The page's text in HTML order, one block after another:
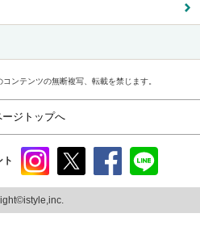
ンテンツの無断複写、転載を禁じます。
ージトップへ
ト
ram